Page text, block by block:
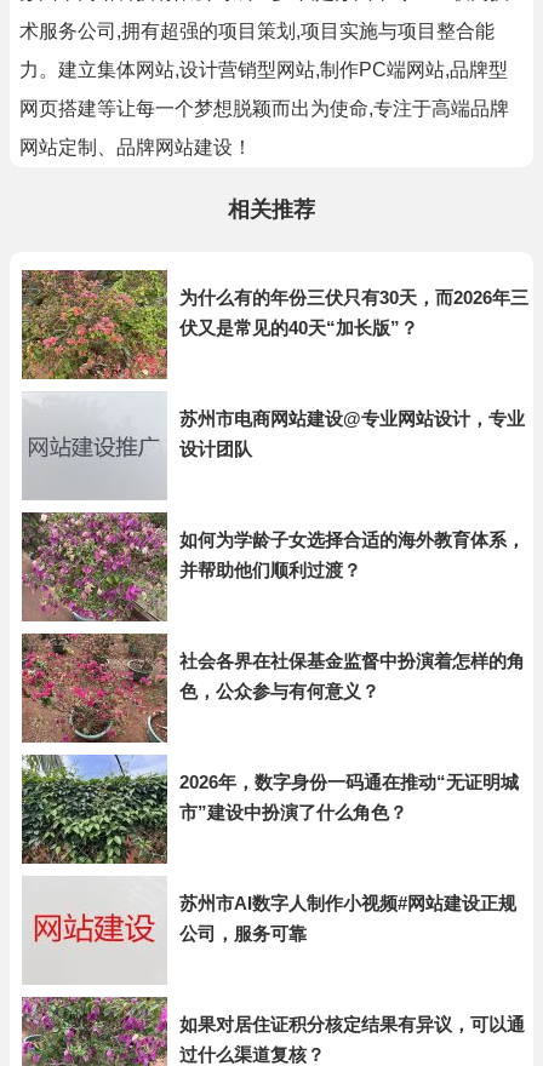
术服务公司,拥有超强的项目策划,项目实施与项目整合能
力。建立集体网站,设计营销型网站,制作PC端网站,品牌型
网页搭建等让每一个梦想脱颖而出为使命,专注于高端品牌
网站定制、品牌网站建设！
相关推荐
为什么有的年份三伏只有30天，而2026年三
伏又是常见的40天“加长版”？
苏州市电商网站建设@专业网站设计，专业
设计团队
如何为学龄子女选择合适的海外教育体系，
并帮助他们顺利过渡？
社会各界在社保基金监督中扮演着怎样的角
色，公众参与有何意义？
2026年，数字身份一码通在推动“无证明城
市”建设中扮演了什么角色？
苏州市AI数字人制作小视频#网站建设正规
公司，服务可靠
如果对居住证积分核定结果有异议，可以通
过什么渠道复核？